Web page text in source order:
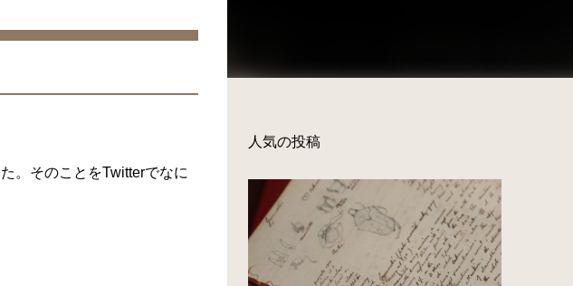
。そのことをTwitterでなに
人気の投稿